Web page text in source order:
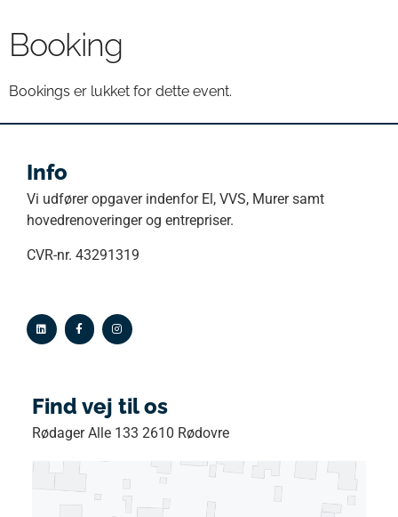
Booking
Bookings er lukket for dette event.
Info
Vi udfører opgaver indenfor El, VVS, Murer samt
hovedrenoveringer og entrepriser.
CVR-nr. 43291319
Find vej til os
Rødager Alle 133 2610 Rødovre